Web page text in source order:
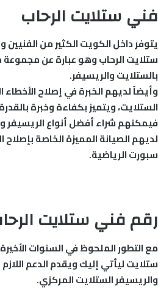
فني ستلايت الرحاب
يتوفر داخل الكويت الكثير من الفنيين
ستلايت الرحاب وهو عبارة عن مجموعة
بالستلايت والريسيفر.
وأيضاً لديهم الخبرة في إصلاح
الستلايت، ويتميز بكفاءة وخبرة
فيمكنهم شراء أفضل أنواع
لديهم الصيانة المميزة الخاصة
سبورت الرياضية.
رقم فني ستلايت
مع التطور الملحوظ في السنوات
ستلايت ليأتي إليك ويقدم الدعم
والريسيفر الستلايت المركزي.